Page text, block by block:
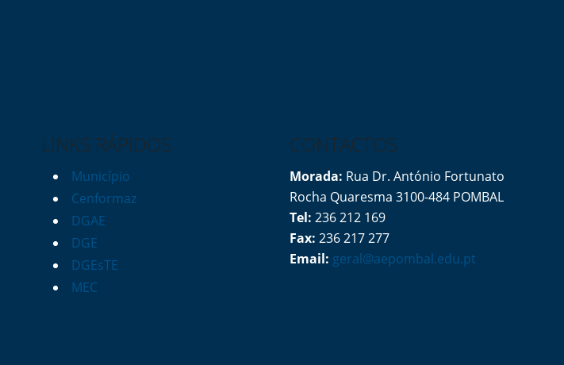
LINKS RÁPIDOS
Município
Cenformaz
DGAE
DGE
DGEsTE
MEC
CONTACTOS
Morada: Rua Dr. António Fortunato
Rocha Quaresma 3100-484 POMBAL
Tel: 236 212 169
Fax: 236 217 277
Email: geral@aepombal.edu.pt